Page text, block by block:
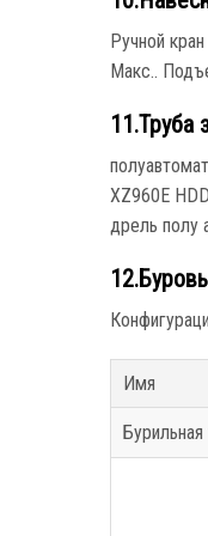
Ручной
Макс..
11.Труба
XZ960E
дрель полу
Имя